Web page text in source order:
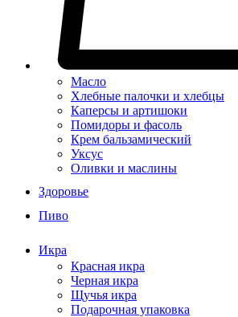
Масло
Хлебные палочки и хлебцы
Каперсы и артишоки
Помидоры и фасоль
Крем бальзамический
Уксус
Оливки и маслины
Здоровье
Пиво
Икра
Красная икра
Черная икра
Щучья икра
Подарочная упаковка